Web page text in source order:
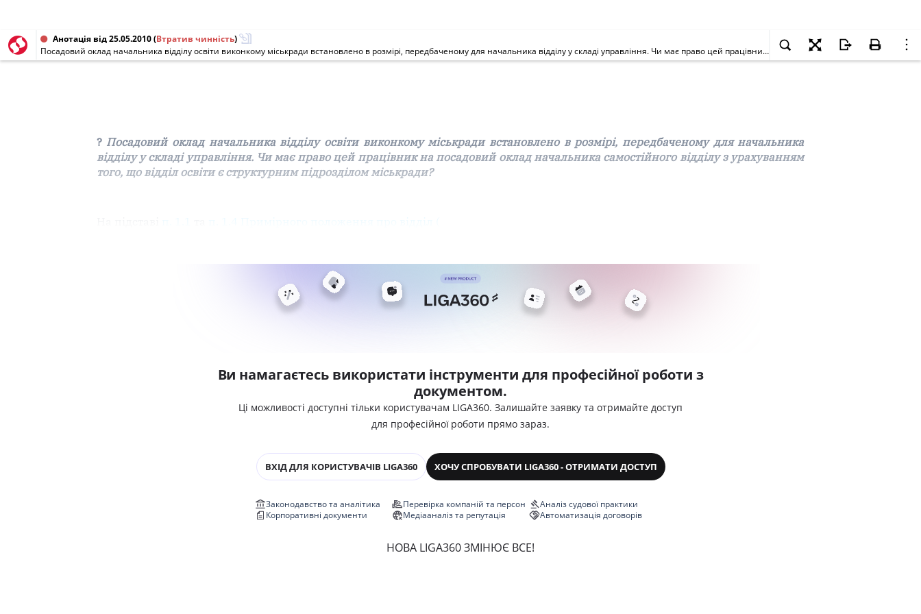
Анотація від 25.05.2010(Втратив чинність)
Посадовий оклад начальника відділу освіти виконкому міськради встановлено в розмірі, передбаченому для начальника відділу у складі управління. Чи має право цей працівник на посадовий оклад начальника самостійного відділу з урахуванням того, що відділ освіти є структурним підрозділом міськради?
? Посадовий оклад начальника відділу освіти виконкому міськради встановлено в розмірі, передбаченому для начальника
відділу у складі управління. Чи має право цей працівник на посадовий оклад начальника самостійного відділу з урахуванням
того, що відділ освіти є структурним підрозділом міськради?
Ви намагаєтесь використати інструменти для професійної роботи з
документом.
Ці можливості доступні тільки користувачам LIGA360. Залишайте заявку та отримайте доступ
для професійної роботи прямо зараз.
ВХІД ДЛЯ КОРИСТУВАЧІВ LIGA360 ХОЧУ СПРОБУВАТИ LIGA360 - ОТРИМАТИ ДОСТУП
Законодавство та аналітика
Корпоративні документи
Перевірка компаній та персон
Медіааналіз та репутація
Аналіз судової практики
Автоматизація договорів
НОВА LIGA360 ЗМІНЮЄ ВСЕ!